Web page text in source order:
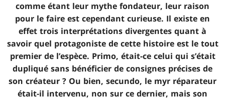
comme étant leur mythe fondateur, leur raison
pour le faire est cependant curieuse. Il existe en
effet trois interprétations divergentes quant à
savoir quel protagoniste de cette histoire est le tout
premier de l’espèce. Primo, était-ce celui qui s’était
dupliqué sans bénéficier de consignes précises de
son créateur ? Ou bien, secundo, le myr réparateur
était-il intervenu, non sur ce dernier, mais son